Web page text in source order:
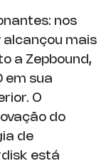
nos
alcançou mais
a Zepbound,
em sua
O
do
de
está